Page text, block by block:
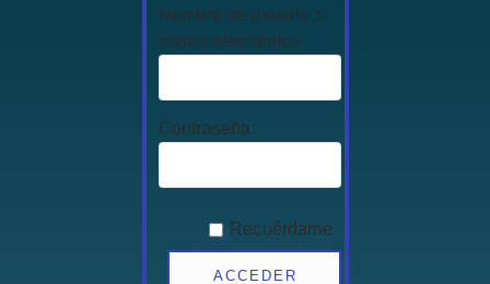
Nombre de usuario o
correo electrónico
Contraseña
Recuérdame